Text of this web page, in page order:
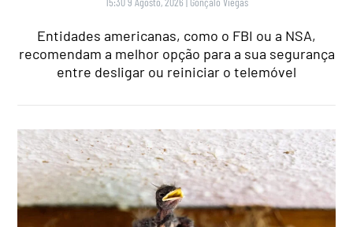
Entidades americanas, como o FBI ou a NSA,
recomendam a melhor opção para a sua segurança
entre desligar ou reiniciar o telemóvel